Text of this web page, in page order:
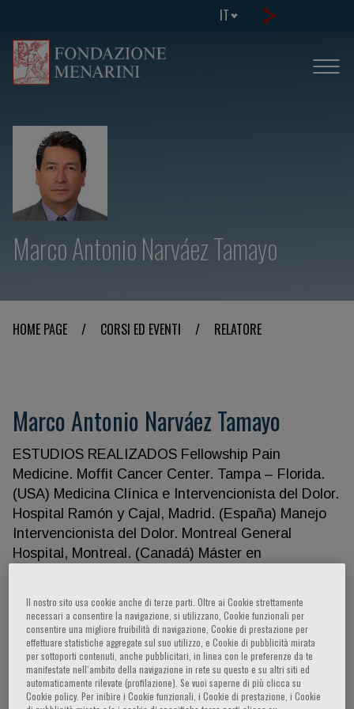
IT
Marco Antonio Narváez Tamayo
HOME PAGE / CORSI ED EVENTI / RELATORE
Marco Antonio Narváez Tamayo
ESTUDIOS REALIZADOS Fellowship Pain
Medicine. Moffit Cancer Center. Tampa – Florida.
(USA) Medicina Clínica e Intervencionista del Dolor.
Hospital Ramón y Cajal, Madrid. (España) Manejo
Intervencionista del Dolor. Montreal General
Hospital, Montreal. (Canadá) Máster en
por Ecografía. Universidad de Salamanca. (España)
Docente Postgrado. Unidad de Dolor Hospital
Obrero N.º 1 – Hospital Materno Infantil. Caja
Nacional de Salud, La Paz. (Bolivia) Docente
invitado. Máster en Tratamiento del Dolor.
Il nostro sito usa cookie anche di terze parti. Oltre ai Cookie strettamente
necessari a consentire la navigazione, si utilizzano, Cookie funzionali per
consentire una migliore fruibilità di navigazione, Cookie di prestazione per
effettuare statistiche aggregate sul suo utilizzo, e Cookie di pubblicità mirata
per sottoporti contenuti, anche pubblicitari, in linea con le preferenze da te
manifestate nell‘ambito della navigazione in rete su questo e su altri siti ed
automaticamente rilevate (profilazione). Se vuoi saperne di più clicca su
Cookie policy. Per inibire i Cookie funzionali, i Cookie di prestazione, i Cookie